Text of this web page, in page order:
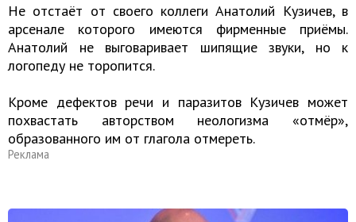
Не отстаёт от своего коллеги Анатолий Кузичев, в
арсенале которого имеются фирменные приёмы.
Анатолий не выговаривает шипящие звуки, но к
логопеду не торопится.
Кроме дефектов речи и паразитов Кузичев может
похвастать авторством неологизма «отмёр»,
образованного им от глагола отмереть.
Реклама